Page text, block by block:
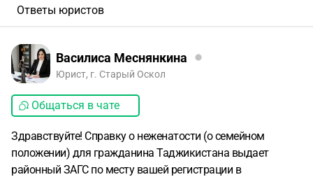
Ответы юристов
Василиса Меснянкина
Юрист, г. Старый Оскол
Общаться в чате
Здравствуйте! Справку о неженатости (о семейном
положении) для гражданина Таджикистана выдает
районный ЗАГС по месту вашей регистрации в